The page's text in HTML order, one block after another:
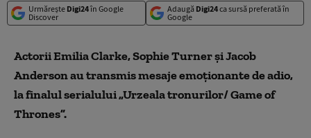
Urmărește Digi24în Google
Discover
Adaugă Digi24ca sursă preferată în
Google
Actorii Emilia Clarke, Sophie Turner şi Jacob
Anderson au transmis mesaje emoţionante de adio,
la finalul serialului „Urzeala tronurilor/ Game of
Thrones”.